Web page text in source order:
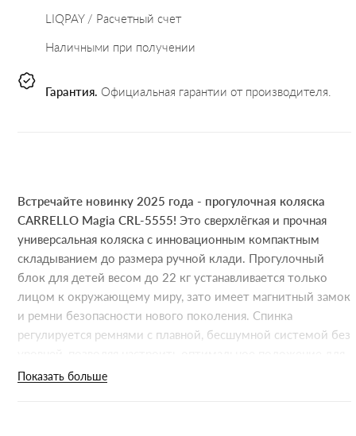
Встречайте новинку 2025 года - прогулочная коляска
CARRELLO Magia CRL-5555! Это сверхлёгкая и прочная
универсальная коляска с инновационным компактным
складыванием до размера ручной клади. Прогулочный
блок для детей весом до 22 кг устанавливается только
лицом к окружающему миру, зато имеет магнитный замок
и ремни безопасности нового поколения. Спинка
регулируется ремнями с плавной, бесшумной системой без
сна или отдыха. Подножка без бортика не сковывает
Показать больше
LIQPAY / Расчетный счет
Наличными при получении
Гарантия. Официальная гарантии от производителя.